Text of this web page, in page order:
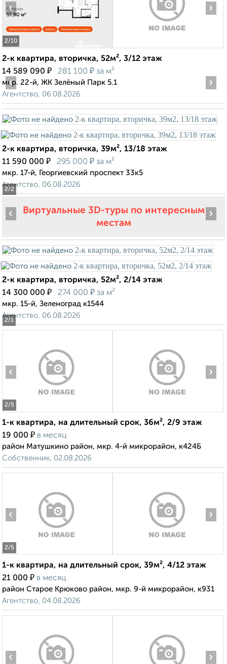
2/10
‹ ›
2-к квартира, вторичка, 52м², 3/12 этаж
14 589 090 ₽ 281 100 ₽ за м²
мкр. 22-й, ЖК Зелёный Парк 5.1
Агентство, 06.08.2026
2/2
‹ ›
2-к квартира, вторичка, 39м², 13/18 этаж
11 590 000 ₽ 295 000 ₽ за м²
мкр. 17-й, Георгиевский проспект 33к5
Агентство, 06.08.2026
Виртуальные 3D-туры по интересным
местам
2/1
‹ ›
2-к квартира, вторичка, 52м², 2/14 этаж
14 300 000 ₽ 274 000 ₽ за м²
мкр. 15-й, Зеленоград к1544
Агентство, 06.08.2026
2/5
‹ ›
1-к квартира, на длительный срок, 36м², 2/9 этаж
19 000 ₽ в месяц
район Матушкино район, мкр. 4-й микрорайон, к424Б
Собственник, 02.08.2026
2/5
‹ ›
1-к квартира, на длительный срок, 39м², 4/12 этаж
21 000 ₽ в месяц
район Старое Крюково район, мкр. 9-й микрорайон, к931
Агентство, 04.08.2026
‹ ›